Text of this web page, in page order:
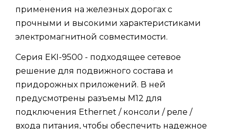
применения на железных дорогах с
прочными и высокими характеристиками
электромагнитной совместимости.
Серия EKI-9500 - подходящее сетевое
решение для подвижного состава и
придорожных приложений. В ней
предусмотрены разъемы M12 для
подключения Ethernet / консоли / реле /
входа питания, чтобы обеспечить надежное